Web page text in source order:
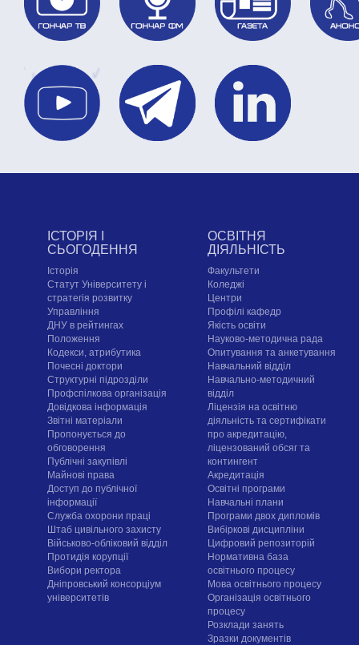
ІСТОРІЯ І
СЬОГОДЕННЯ
Історія
Статут Університету і
стратегія розвитку
Управління
ДНУ в рейтингах
Положення
Кодекси, атрибутика
Почесні доктори
Структурні підрозділи
Профспілкова організація
Довідкова інформація
Звітні матеріали
Пропонується до
обговорення
Публічні закупівлі
Майнові права
Доступ до публічної
інформації
Служба охорони праці
Штаб цивільного захисту
Військово-обліковий відділ
Протидія корупції
Вибори ректора
Дніпровський консорціум
університетів
ОСВІТНЯ
ДІЯЛЬНІСТЬ
Факультети
Коледжі
Центри
Профілі кафедр
Якість освіти
Науково-методична рада
Опитування та анкетування
Навчальний відділ
Навчально-методичний
відділ
Ліцензія на освітню
діяльність та сертифікати
про акредитацію,
ліцензований обсяг та
контингент
Акредитація
Освітні програми
Навчальні плани
Програми двох дипломів
Вибіркові дисципліни
Цифровий репозиторій
Нормативна база
освітнього процесу
Мова освітнього процесу
Організація освітнього
процесу
Розклади занять
Зразки документів